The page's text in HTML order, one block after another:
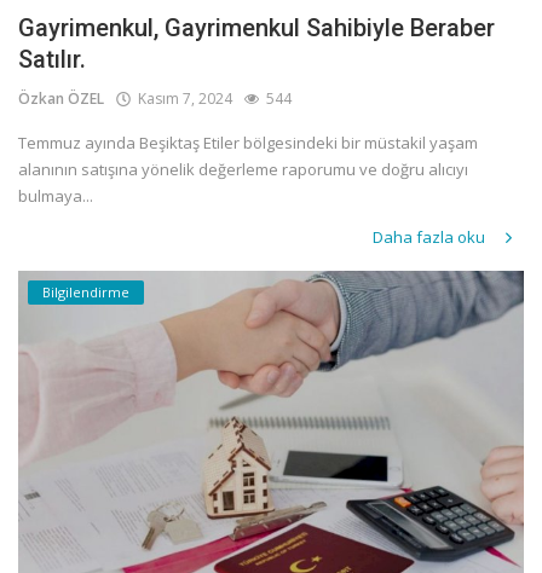
Gayrimenkul, Gayrimenkul Sahibiyle Beraber
Satılır.
Özkan ÖZEL Kasım 7, 2024 544
Temmuz ayında Beşiktaş Etiler bölgesindeki bir müstakil yaşam
alanının satışına yönelik değerleme raporumu ve doğru alıcıyı
bulmaya...
Daha fazla oku
Bilgilendirme